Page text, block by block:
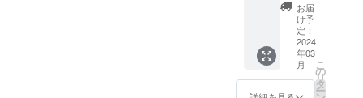
す。 ※
返品・
交換は
商品到
着後14
日間以
送料込
の価格
です。
※デザイ
ン・仕
様は変
によ
り、お
届け時
期に遅
れが発
生する
場合
は、リ
ボン1点
500円の
リター
ンを合
わせて
・オプ
ション
にてサ
イズを
ご選択
くださ
い。サ
ク1足
パンプ
ス【販
売予定
価格
12800
円→早
割価格
お届
け予
定：
2024
年03
月
こ
の
リ
タ
ー